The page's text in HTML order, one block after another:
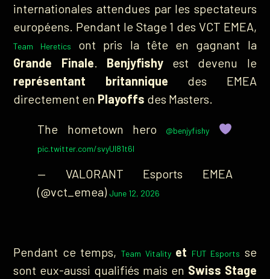
internationales attendues par les spectateurs
européens. Pendant le Stage 1 des VCT EMEA,
Team Heretics
ont pris la tête en gagnant la
Grande Finale. Benjyfishyest devenu le
représentant britannique des EMEA
directement en Playoffs des Masters.
The hometown hero
@benjyfishy
pic.twitter.com/svyUI81t6I
— VALORANT Esports EMEA
(@vct_emea) June 12, 2026
Pendant ce temps, Team Vitalityet FUT Esports se
sont eux-aussi qualifiés mais en Swiss Stage